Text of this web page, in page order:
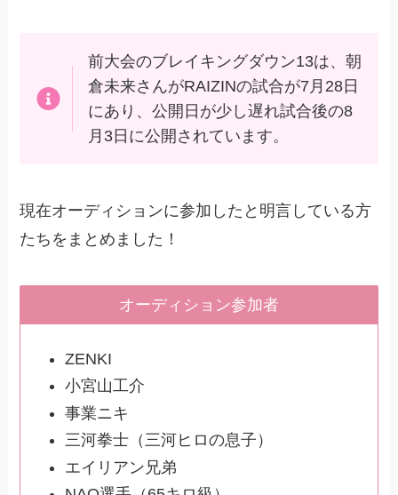
前大会のブレイキングダウン13は、朝
倉未来さんがRAIZINの試合が7月28日
にあり、公開日が少し遅れ試合後の8
月3日に公開されています。
現在オーディションに参加したと明言している方
たちをまとめました！
オーディション参加者
ZENKI
小宮山工介
事業ニキ
三河拳士（三河ヒロの息子）
エイリアン兄弟